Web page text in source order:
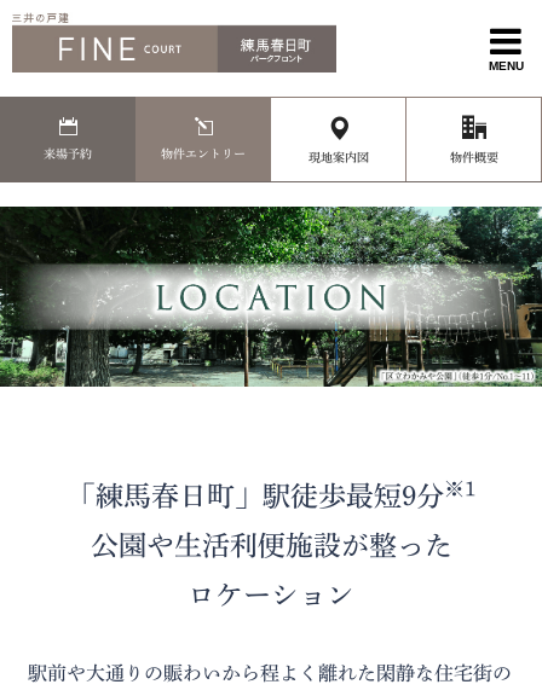
MENU
来場予約 物件エントリー 現地案内図 物件概要
「練馬春日町」駅徒歩最短9分※1
公園や生活利便施設が整った
ロケーション
駅前や大通りの賑わいから程よく離れた閑静な住宅街の